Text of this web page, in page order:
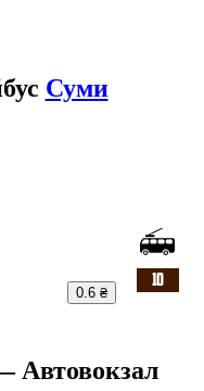
Суми
0.6 ₴
Автовокзал